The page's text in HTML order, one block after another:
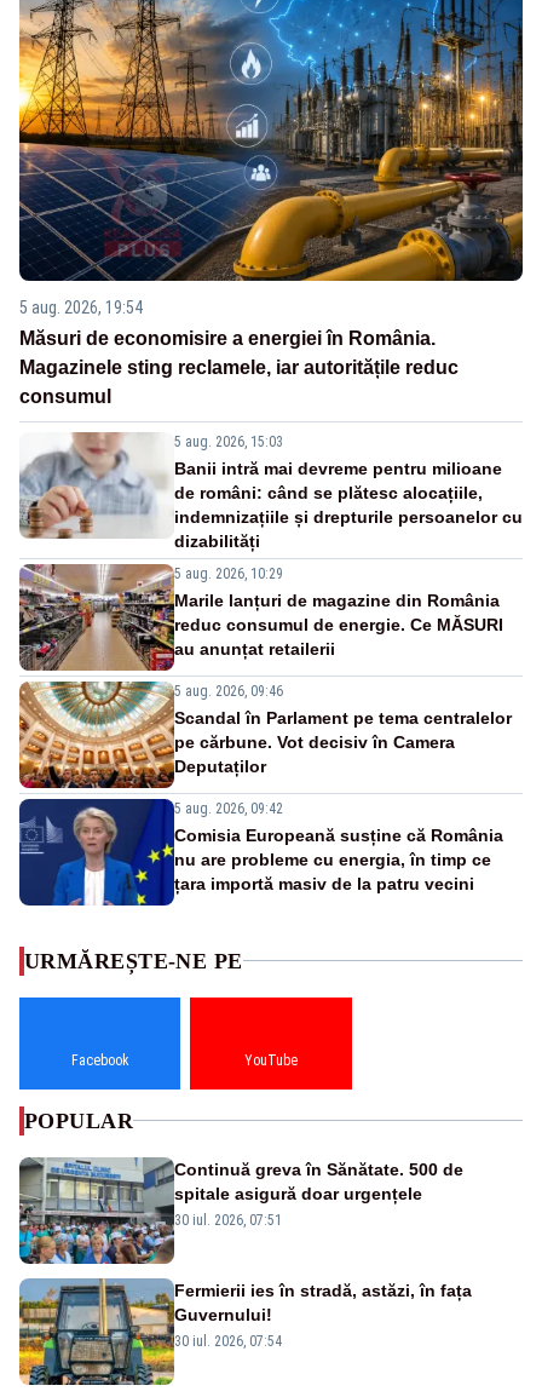
5 aug. 2026, 19:54
Măsuri de economisire a energiei în România.
Magazinele sting reclamele, iar autoritățile reduc
consumul
5 aug. 2026, 15:03
Banii intră mai devreme pentru milioane
de români: când se plătesc alocațiile,
indemnizațiile și drepturile persoanelor cu
dizabilități
5 aug. 2026, 10:29
Marile lanțuri de magazine din România
reduc consumul de energie. Ce MĂSURI
au anunțat retailerii
5 aug. 2026, 09:46
Scandal în Parlament pe tema centralelor
pe cărbune. Vot decisiv în Camera
Deputaților
5 aug. 2026, 09:42
Comisia Europeană susține că România
nu are probleme cu energia, în timp ce
țara importă masiv de la patru vecini
URMĂREȘTE-NE PE
Facebook YouTube
POPULAR
Continuă greva în Sănătate. 500 de
spitale asigură doar urgențele
30 iul. 2026, 07:51
Fermierii ies în stradă, astăzi, în fața
Guvernului!
30 iul. 2026, 07:54